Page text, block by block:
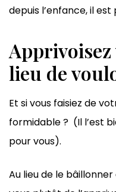
depuis l’enfance, il
lieu de
Et si vous faisiez de
formidable ? (Il l’est
pour vous).
Au lieu de le bâillonner